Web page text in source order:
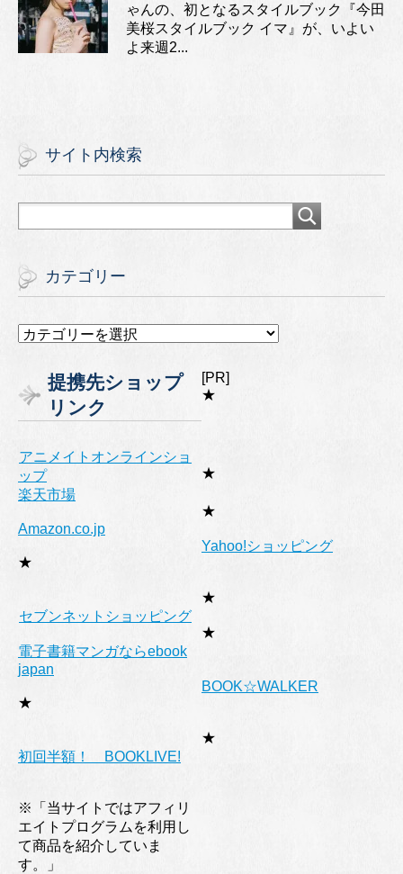
ゃんの、初となるスタイルブック『今田
美桜スタイルブック イマ』が、いよい
よ来週2...
サイト内検索
カテゴリー
カ
リ
ー
提携先ショップ
リンク
[PR]
★
アニメイトオンラインショ
ップ
★
楽天市場
★
Amazon.co.jp
★
Yahoo!ショッピング
★
セブンネットショッピング
★
電子書籍マンガならebook
japan
★
BOOK☆WALKER
★
初回半額！ BOOKLIVE!
※「当サイトではアフィリ
エイトプログラムを利用し
て商品を紹介していま
す。」